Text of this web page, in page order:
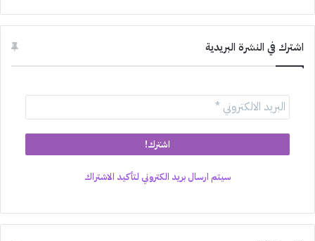
اشترك في النشرة البريدية
سيتم ارسال بريد الكتروني لتأكيد الاشتراك